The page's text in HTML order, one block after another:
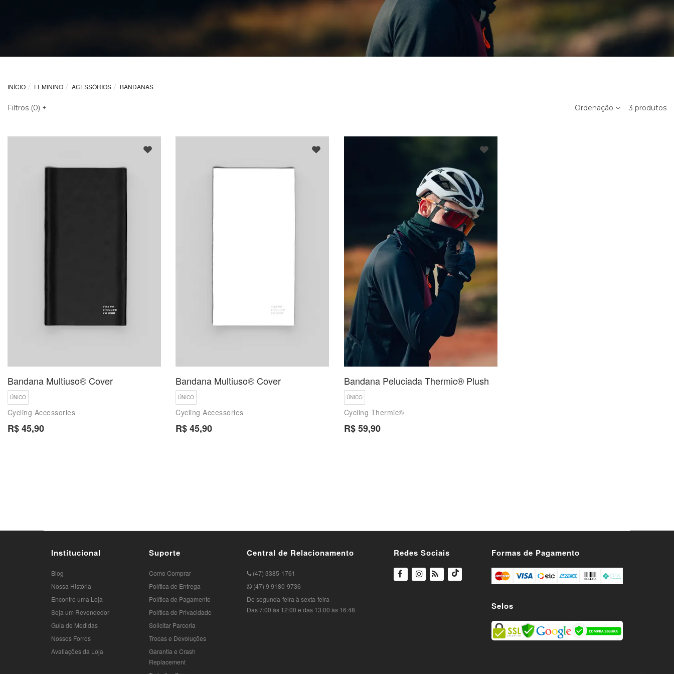
INÍCIO FEMININO ACESSÓRIOS BANDANAS
Filtros (0) + Ordenação 3 produtos
Bandana Multiuso® Cover
ÚNICO
Cycling Accessories
R$ 45,90
Bandana Multiuso® Cover
ÚNICO
Cycling Accessories
R$ 45,90
Bandana Peluciada Thermic® Plush
ÚNICO
Cycling Thermic®
R$ 59,90
Institucional
Blog
Nossa História
Encontre uma Loja
Seja um Revendedor
Guia de Medidas
Nossos Forros
Avaliações da Loja
Suporte
Como Comprar
Política de Entrega
Política de Pagamento
Política de Privacidade
Solicitar Parceria
Trocas e Devoluções
Garantia e Crash
Replacement
Central de Relacionamento
(47) 3385-1761
(47) 9 9180-9736
De segunda-feira à sexta-feira
Das 7:00 às 12:00 e das 13:00 às 16:48
Redes Sociais Formas de Pagamento
Selos